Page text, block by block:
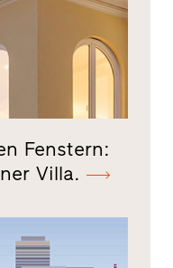
Fenstern:
Villa.